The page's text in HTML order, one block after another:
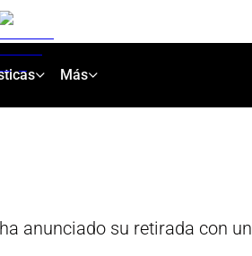
Más
anunciado su retirada con un